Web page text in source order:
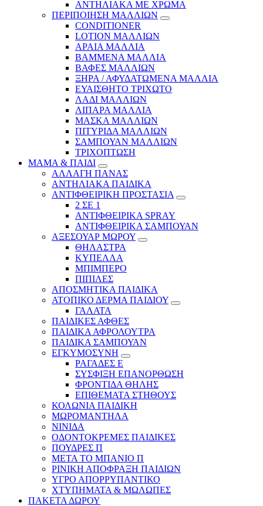
ΑΝΤΗΛΙΑΚΑ ΜΕ ΧΡΩΜΑ
ΠΕΡΙΠΟΙΗΣΗ ΜΑΛΛΙΩΝ
CONDITIONER
LOTION ΜΑΛΛΙΩΝ
ΑΡΑΙΑ ΜΑΛΛΙΑ
ΒΑΜΜΕΝΑ ΜΑΛΛΙΑ
ΒΑΦΕΣ ΜΑΛΛΙΩΝ
ΞΗΡΑ / ΑΦΥΔΑΤΩΜΕΝΑ ΜΑΛΛΙΑ
ΕΥΑΙΣΘΗΤΟ ΤΡΙΧΩΤΟ
ΛΑΔΙ ΜΑΛΛΙΩΝ
ΛΙΠΑΡΑ ΜΑΛΛΙΑ
ΜΑΣΚΑ ΜΑΛΛΙΩΝ
ΠΙΤΥΡΙΔΑ ΜΑΛΛΙΩΝ
ΣΑΜΠΟΥΑΝ ΜΑΛΛΙΩΝ
ΤΡΙΧΟΠΤΩΣΗ
ΜΑΜΑ & ΠΑΙΔΙ
ΑΛΛΑΓΗ ΠΑΝΑΣ
ΑΝΤΗΛΙΑΚΑ ΠΑΙΔΙΚΑ
ΑΝΤΙΦΘΕΙΡΙΚΗ ΠΡΟΣΤΑΣΙΑ
2 ΣΕ 1
ΑΝΤΙΦΘΕΙΡΙΚΑ SPRAY
ΑΝΤΙΦΘΕΙΡΙΚΑ ΣΑΜΠΟΥΑΝ
ΑΞΕΣΟΥΑΡ ΜΩΡΟΥ
ΘΗΛΑΣΤΡΑ
ΚΥΠΕΛΛΑ
ΜΠΙΜΠΕΡΟ
ΠΙΠΙΛΕΣ
ΑΠΟΣΜΗΤΙΚΑ ΠΑΙΔΙΚΑ
ΑΤΟΠΙΚΟ ΔΕΡΜΑ ΠΑΙΔΙΟΥ
ΓΑΛΑΤΑ
ΠΑΙΔΙΚΕΣ ΑΦΘΕΣ
ΠΑΙΔΙΚΑ ΑΦΡΟΛΟΥΤΡΑ
ΠΑΙΔΙΚΑ ΣΑΜΠΟΥΑΝ
ΕΓΚΥΜΟΣΥΝΗ
ΡΑΓΑΔΕΣ Ε
ΣΥΣΦΙΞΗ ΕΠΑΝΟΡΘΩΣΗ
ΦΡΟΝΤΙΔΑ ΘΗΛΗΣ
ΕΠΙΘΕΜΑΤΑ ΣΤΗΘΟΥΣ
ΚΟΛΩΝΙΑ ΠΑΙΔΙΚΗ
ΜΩΡΟΜΑΝΤΗΛΑ
ΝΙΝΙΔΑ
ΟΔΟΝΤΟΚΡΕΜΕΣ ΠΑΙΔΙΚΕΣ
ΠΟΥΔΡΕΣ Π
ΜΕΤΑ ΤΟ ΜΠΑΝΙΟ Π
ΡΙΝΙΚΗ ΑΠΟΦΡΑΞΗ ΠΑΙΔΙΩΝ
ΥΓΡΟ ΑΠΟΡΡΥΠΑΝΤΙΚΟ
ΧΤΥΠΗΜΑΤΑ & ΜΩΛΩΠΕΣ
ΠΑΚΕΤΑ ΔΩΡΟΥ